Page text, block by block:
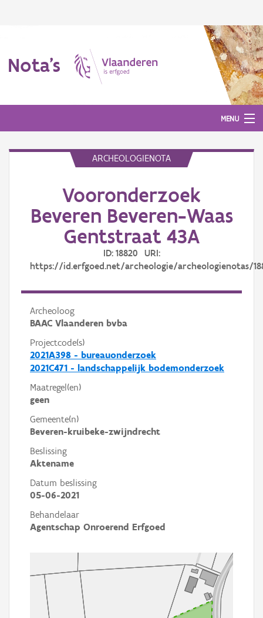
Nota's
MENU
ARCHEOLOGIENOTA
Vooronderzoek
Beveren Beveren-Waas
Gentstraat 43A
ID: 18820 URI:
https://id.erfgoed.net/archeologie/archeologienotas/
Archeoloog
BAAC Vlaanderen bvba
Projectcode(s)
2021A398 - bureauonderzoek
2021C471 - landschappelijk bodemonderzoek
Maatregel(en)
geen
Gemeente(n)
Beveren-kruibeke-zwijndrecht
Beslissing
Aktename
Datum beslissing
05-06-2021
Behandelaar
Agentschap Onroerend Erfgoed